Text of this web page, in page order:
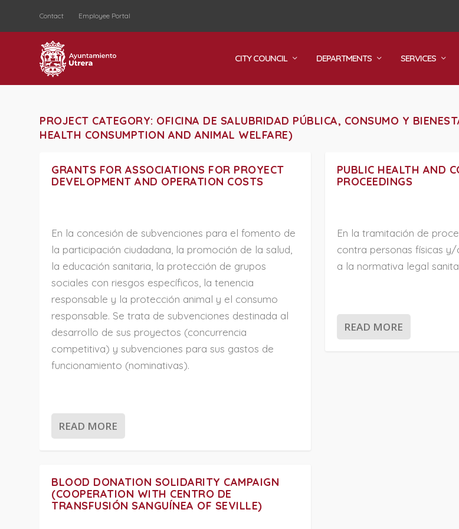
Contact Employee Portal
CITY COUNCIL DEPARTMENTS SERVICES
PROJECT CATEGORY: OFICINA DE SALUBRIDAD PÚBLICA, CONSUMO Y
HEALTH CONSUMPTION AND ANIMAL WELFARE)
GRANTS FOR ASSOCIATIONS FOR PROYECT
DEVELOPMENT AND OPERATION COSTS
En la concesión de subvenciones para el fomento de
la participación ciudadana, la promoción de la salud,
la educación sanitaria, la protección de grupos
sociales con riesgos específicos, la tenencia
responsable y la protección animal y el consumo
responsable. Se trata de subvenciones destinada al
desarrollo de sus proyectos (concurrencia
competitiva) y subvenciones para sus gastos de
funcionamiento (nominativas).
READ MORE
BLOOD DONATION SOLIDARITY CAMPAIGN
(COOPERATION WITH CENTRO DE
TRANSFUSIÓN SANGUÍNEA OF SEVILLE)
PUBLIC HEALTH AND
PROCEEDINGS
En la tramitación de
contra personas físicas
a la normativa legal
READ MORE